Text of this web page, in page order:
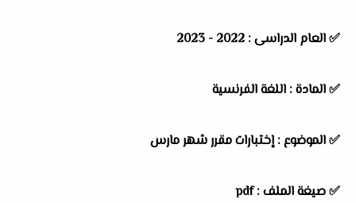
✅ العام الدراسى : 2022 - 2023
✅ المادة : اللغة الفرنسية
✅ الموضوع : إختبارات مقرر شهر مارس
✅ صيغة الملف : pdf